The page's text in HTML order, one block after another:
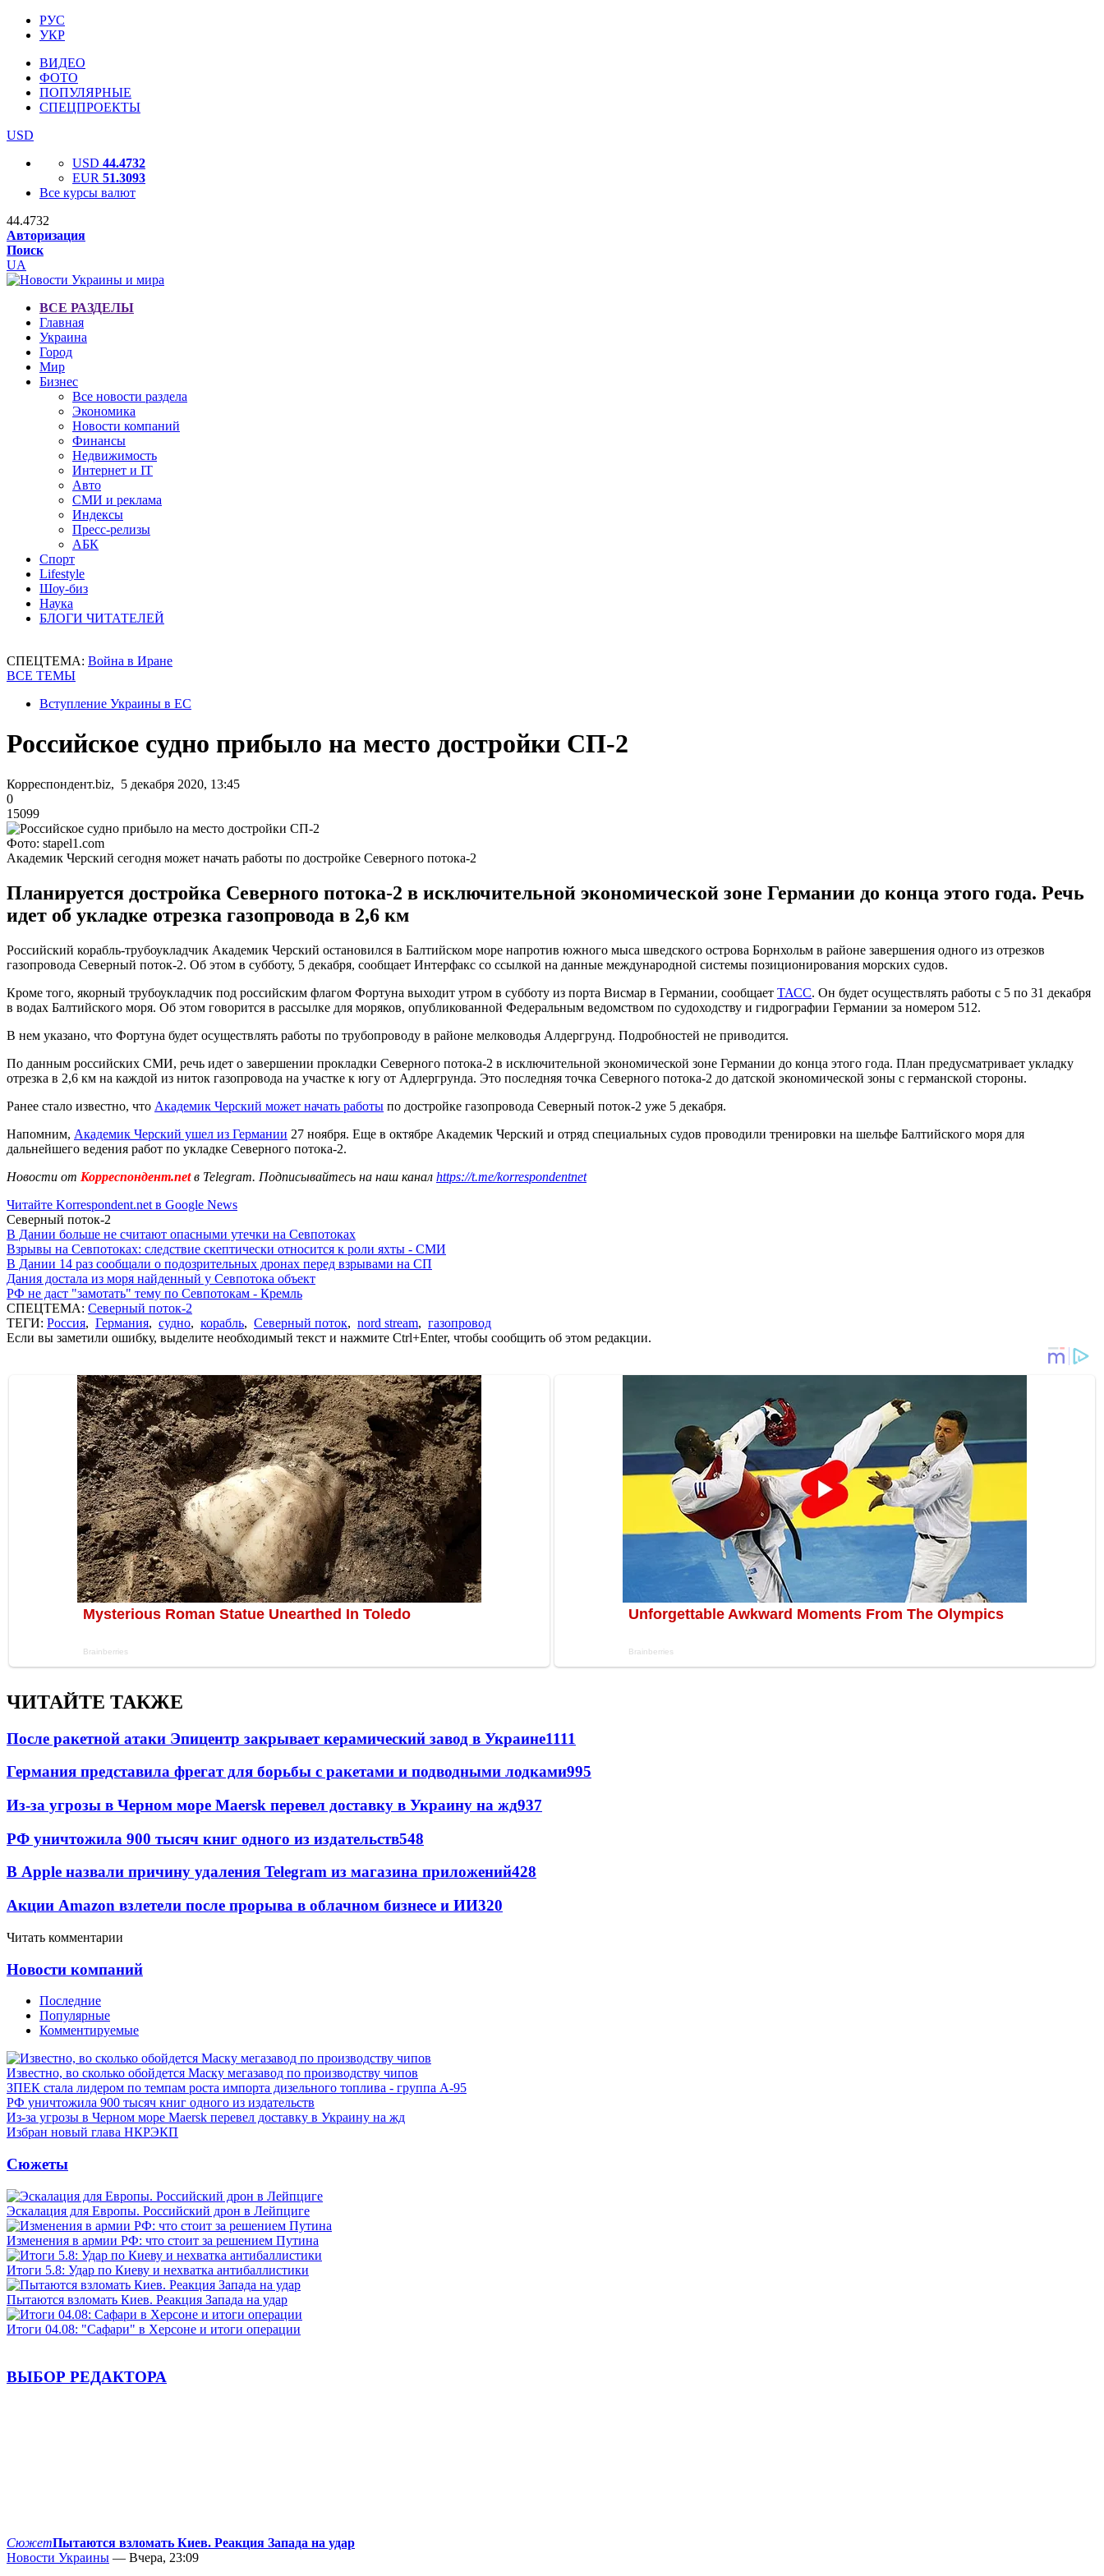
РУС
УКР
ВИДЕО
ФОТО
ПОПУЛЯРНЫЕ
СПЕЦПРОЕКТЫ
USD
USD 44.4732
EUR 51.3093
Все курсы валют
44.4732
Авторизация
Поиск
UA
ВСЕ РАЗДЕЛЫ
Главная
Украина
Город
Мир
Бизнес
Все новости раздела
Экономика
Новости компаний
Финансы
Недвижимость
Интернет и IT
Авто
СМИ и реклама
Индексы
Пресс-релизы
АБК
Спорт
Lifestyle
Шоу-биз
Наука
БЛОГИ ЧИТАТЕЛЕЙ
СПЕЦТЕМА: Война в Иране
ВСЕ ТЕМЫ
Вступление Украины в ЕС
Российское судно прибыло на место достройки СП-2
Корреспондент.biz, 5 декабря 2020, 13:45
0
15099
Фото: stapel1.com
Академик Черский сегодня может начать работы по достройке Северного потока-2
Планируется достройка Северного потока-2 в исключительной экономической зоне Германии до конца этого года. Речь
идет об укладке отрезка газопровода в 2,6 км
Российский корабль-трубоукладчик Академик Черский остановился в Балтийском море напротив южного мыса шведского острова Борнхольм в районе завершения одного из отрезков
газопровода Северный поток-2. Об этом в субботу, 5 декабря, сообщает Интерфакс со ссылкой на данные международной системы позиционирования морских судов.
Кроме того, якорный трубоукладчик под российским флагом Фортуна выходит утром в субботу из порта Висмар в Германии, сообщает ТАСС. Он будет осуществлять работы с 5 по 31 декабря
в водах Балтийского моря. Об этом говорится в рассылке для моряков, опубликованной Федеральным ведомством по судоходству и гидрографии Германии за номером 512.
В нем указано, что Фортуна будет осуществлять работы по трубопроводу в районе мелководья Алдергрунд. Подробностей не приводится.
По данным российских СМИ, речь идет о завершении прокладки Северного потока-2 в исключительной экономической зоне Германии до конца этого года. План предусматривает укладку
отрезка в 2,6 км на каждой из ниток газопровода на участке к югу от Адлергрунда. Это последняя точка Северного потока-2 до датской экономической зоны с германской стороны.
Ранее стало известно, что Академик Черский может начать работы по достройке газопровода Северный поток-2 уже 5 декабря.
Напомним, Академик Черский ушел из Германии 27 ноября. Еще в октябре Академик Черский и отряд специальных судов проводили тренировки на шельфе Балтийского моря для
дальнейшего ведения работ по укладке Северного потока-2.
Новости от Корреспондент.netв Telegram. Подписывайтесь на наш канал https://t.me/korrespondentnet
Читайте Korrespondent.net в Google News
Северный поток-2
В Дании больше не считают опасными утечки на Севпотоках
Взрывы на Севпотоках: следствие скептически относится к роли яхты - СМИ
В Дании 14 раз сообщали о подозрительных дронах перед взрывами на СП
Дания достала из моря найденный у Севпотока объект
РФ не даст "замотать" тему по Севпотокам - Кремль
СПЕЦТЕМА: Северный поток-2
ТЕГИ: Россия, Германия, судно, корабль, Северный поток, nord stream, газопровод
Если вы заметили ошибку, выделите необходимый текст и нажмите Ctrl+Enter, чтобы сообщить об этом редакции.
ЧИТАЙТЕ ТАКЖЕ
После ракетной атаки Эпицентр закрывает керамический завод в Украине1111
Германия представила фрегат для борьбы с ракетами и подводными лодками995
Из-за угрозы в Черном море Maersk перевел доставку в Украину на жд937
РФ уничтожила 900 тысяч книг одного из издательств548
В Apple назвали причину удаления Telegram из магазина приложений428
Акции Amazon взлетели после прорыва в облачном бизнесе и ИИ320
Читать комментарии
Новости компаний
Последние
Популярные
Комментируемые
Известно, во сколько обойдется Маску мегазавод по производству чипов
ЗПЕК стала лидером по темпам роста импорта дизельного топлива - группа А-95
РФ уничтожила 900 тысяч книг одного из издательств
Из-за угрозы в Черном море Maersk перевел доставку в Украину на жд
Избран новый глава НКРЭКП
Сюжеты
Эскалация для Европы. Российский дрон в Лейпциге
Изменения в армии РФ: что стоит за решением Путина
Итоги 5.8: Удар по Киеву и нехватка антибаллистики
Пытаются взломать Киев. Реакция Запада на удар
Итоги 04.08: "Сафари" в Херсоне и итоги операции
ВЫБОР РЕДАКТОРА
СюжетПытаются взломать Киев. Реакция Запада на удар
Новости Украины — Вчера, 23:09